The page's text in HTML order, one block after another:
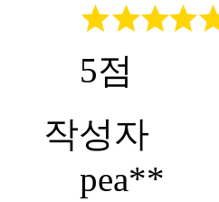
5점
작성자
pea**